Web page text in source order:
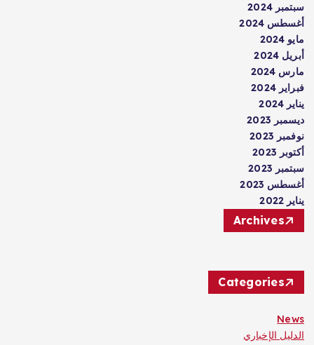
سبتمبر 2024
أغسطس 2024
مايو 2024
أبريل 2024
مارس 2024
فبراير 2024
يناير 2024
ديسمبر 2023
نوفمبر 2023
أكتوبر 2023
سبتمبر 2023
أغسطس 2023
يناير 2022
Archives
Categories
News
الدليل الإخباري